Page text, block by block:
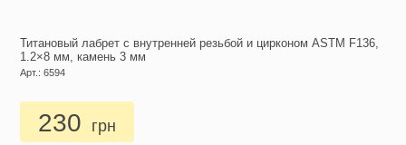
Титановый лабрет с внутренней резьбой и цирконом ASTM F136,
1.2×8 мм, камень 3 мм
Арт.: 6594
230 грн